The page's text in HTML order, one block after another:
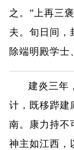
之。”上再三
夫。旬日间，
除端明殿学士
建炎三年
计，既移跸建
南。康力持不
神主如江西，